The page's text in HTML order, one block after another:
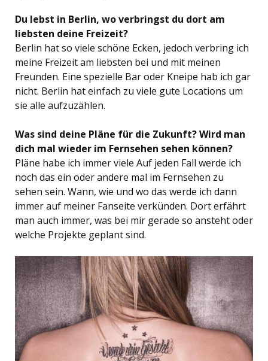
Du lebst in Berlin, wo verbringst du dort am
liebsten deine Freizeit?
Berlin hat so viele schöne Ecken, jedoch verbring ich
meine Freizeit am liebsten bei und mit meinen
Freunden. Eine spezielle Bar oder Kneipe hab ich gar
nicht. Berlin hat einfach zu viele gute Locations um
sie alle aufzuzählen.
Was sind deine Pläne für die Zukunft? Wird man
dich mal wieder im Fernsehen sehen können?
Pläne habe ich immer viele Auf jeden Fall werde ich
noch das ein oder andere mal im Fernsehen zu
sehen sein. Wann, wie und wo das werde ich dann
immer auf meiner Fanseite verkünden. Dort erfährt
man auch immer, was bei mir gerade so ansteht oder
welche Projekte geplant sind.